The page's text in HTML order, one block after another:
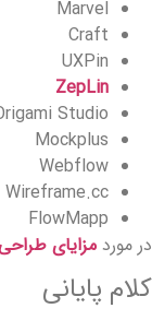
Marvel
Craft
UXPin
ZepLin
Studio
Mockplus
Webflow
Wireframe.cc
FlowMapp
در مورد مزایای
کلام پایانی